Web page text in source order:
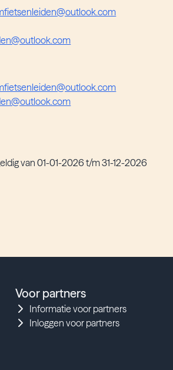
van 01-01-2026 t/m 31-12-2026
Voor partners
Informatie voor partners
Inloggen voor partners